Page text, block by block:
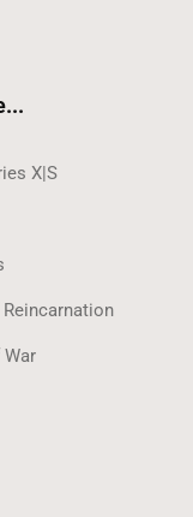
X|S
War